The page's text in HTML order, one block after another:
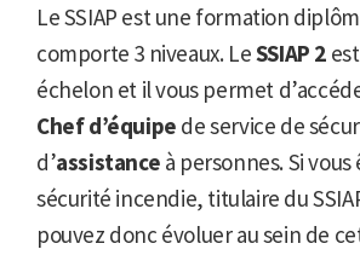
Le SSIAP est une formation
comporte 3 niveaux. LeSSIAP 2
échelon et il vous permet
Chef d’équipe de service de
d’assistance à personnes. Si
sécurité incendie, titulaire du
pouvez donc évoluer au sein de